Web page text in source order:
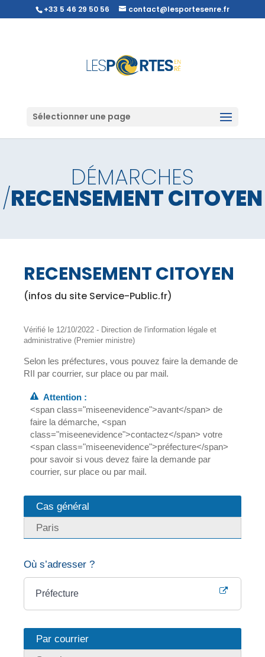
+33 5 46 29 50 56 contact@lesportesenre.fr
Sélectionner une page
DÉMARCHES
/RECENSEMENT CITOYEN
RECENSEMENT CITOYEN
(infos du site Service-Public.fr)
Vérifié le 12/10/2022 - Direction de l'information légale et
administrative (Premier ministre)
Selon les préfectures, vous pouvez faire la demande de
RII par courrier, sur place ou par mail.
Attention :
<span class="miseenevidence">avant</span> de
faire la démarche, <span
class="miseenevidence">contactez</span> votre
<span class="miseenevidence">préfecture</span>
pour savoir si vous devez faire la demande par
courrier, sur place ou par mail.
Cas général
Paris
Où s’adresser ?
Préfecture
Par courrier